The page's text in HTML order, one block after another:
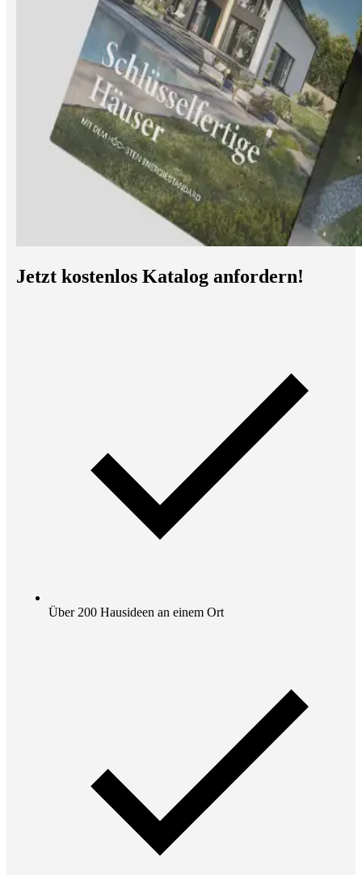
Jetzt kostenlos Katalog anfordern!
Über 200 Hausideen an einem Ort